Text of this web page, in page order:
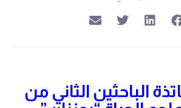
الباحثين الثاني من